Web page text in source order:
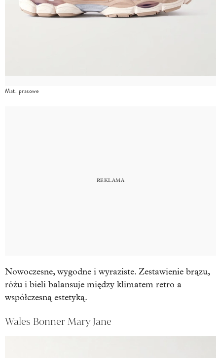
Mat. prasowe
Nowoczesne, wygodne i wyraziste. Zestawienie brązu,
różu i bieli balansuje między klimatem retro a
współczesną estetyką.
Wales Bonner Mary Jane